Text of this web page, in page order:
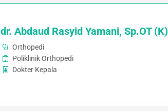
dr. Abdaud Rasyid Yamani, Sp.OT (K)
Orthopedi
Poliklinik Orthopedi
Dokter Kepala